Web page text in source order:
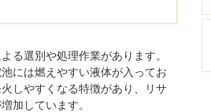
る選別や処理作業があります。
には燃えやすい液体が入ってお
しやすくなる特徴があり、リサ
加しています。